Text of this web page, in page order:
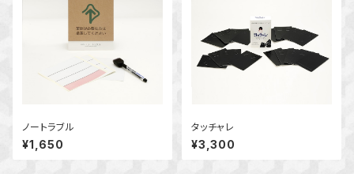
ノートラブル
¥1,650
タッチャレ
¥3,300